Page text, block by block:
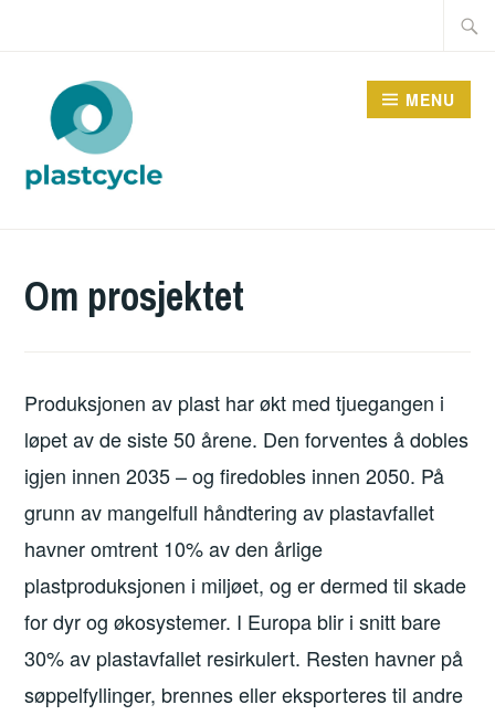
MENU
Om prosjektet
Produksjonen av plast har økt med tjuegangen i
løpet av de siste 50 årene. Den forventes å dobles
igjen innen 2035 – og firedobles innen 2050. På
grunn av mangelfull håndtering av plastavfallet
havner omtrent 10% av den årlige
plastproduksjonen i miljøet, og er dermed til skade
for dyr og økosystemer. I Europa blir i snitt bare
30% av plastavfallet resirkulert. Resten havner på
søppelfyllinger, brennes eller eksporteres til andre